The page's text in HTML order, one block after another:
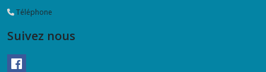
Téléphone
Suivez nous